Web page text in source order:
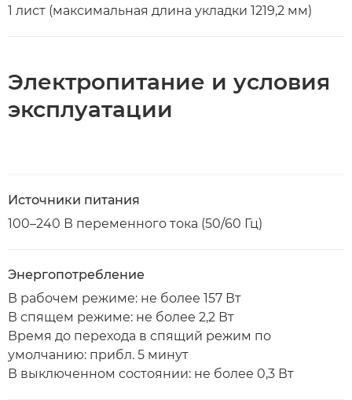
1 лист (максимальная длина укладки 1219,2 мм)
Электропитание и условия
эксплуатации
Источники питания
100–240 В переменного тока (50/60 Гц)
Энергопотребление
В рабочем режиме: не более 157 Вт
В спящем режиме: не более 2,2 Вт
Время до перехода в спящий режим по
умолчанию: прибл. 5 минут
В выключенном состоянии: не более 0,3 Вт